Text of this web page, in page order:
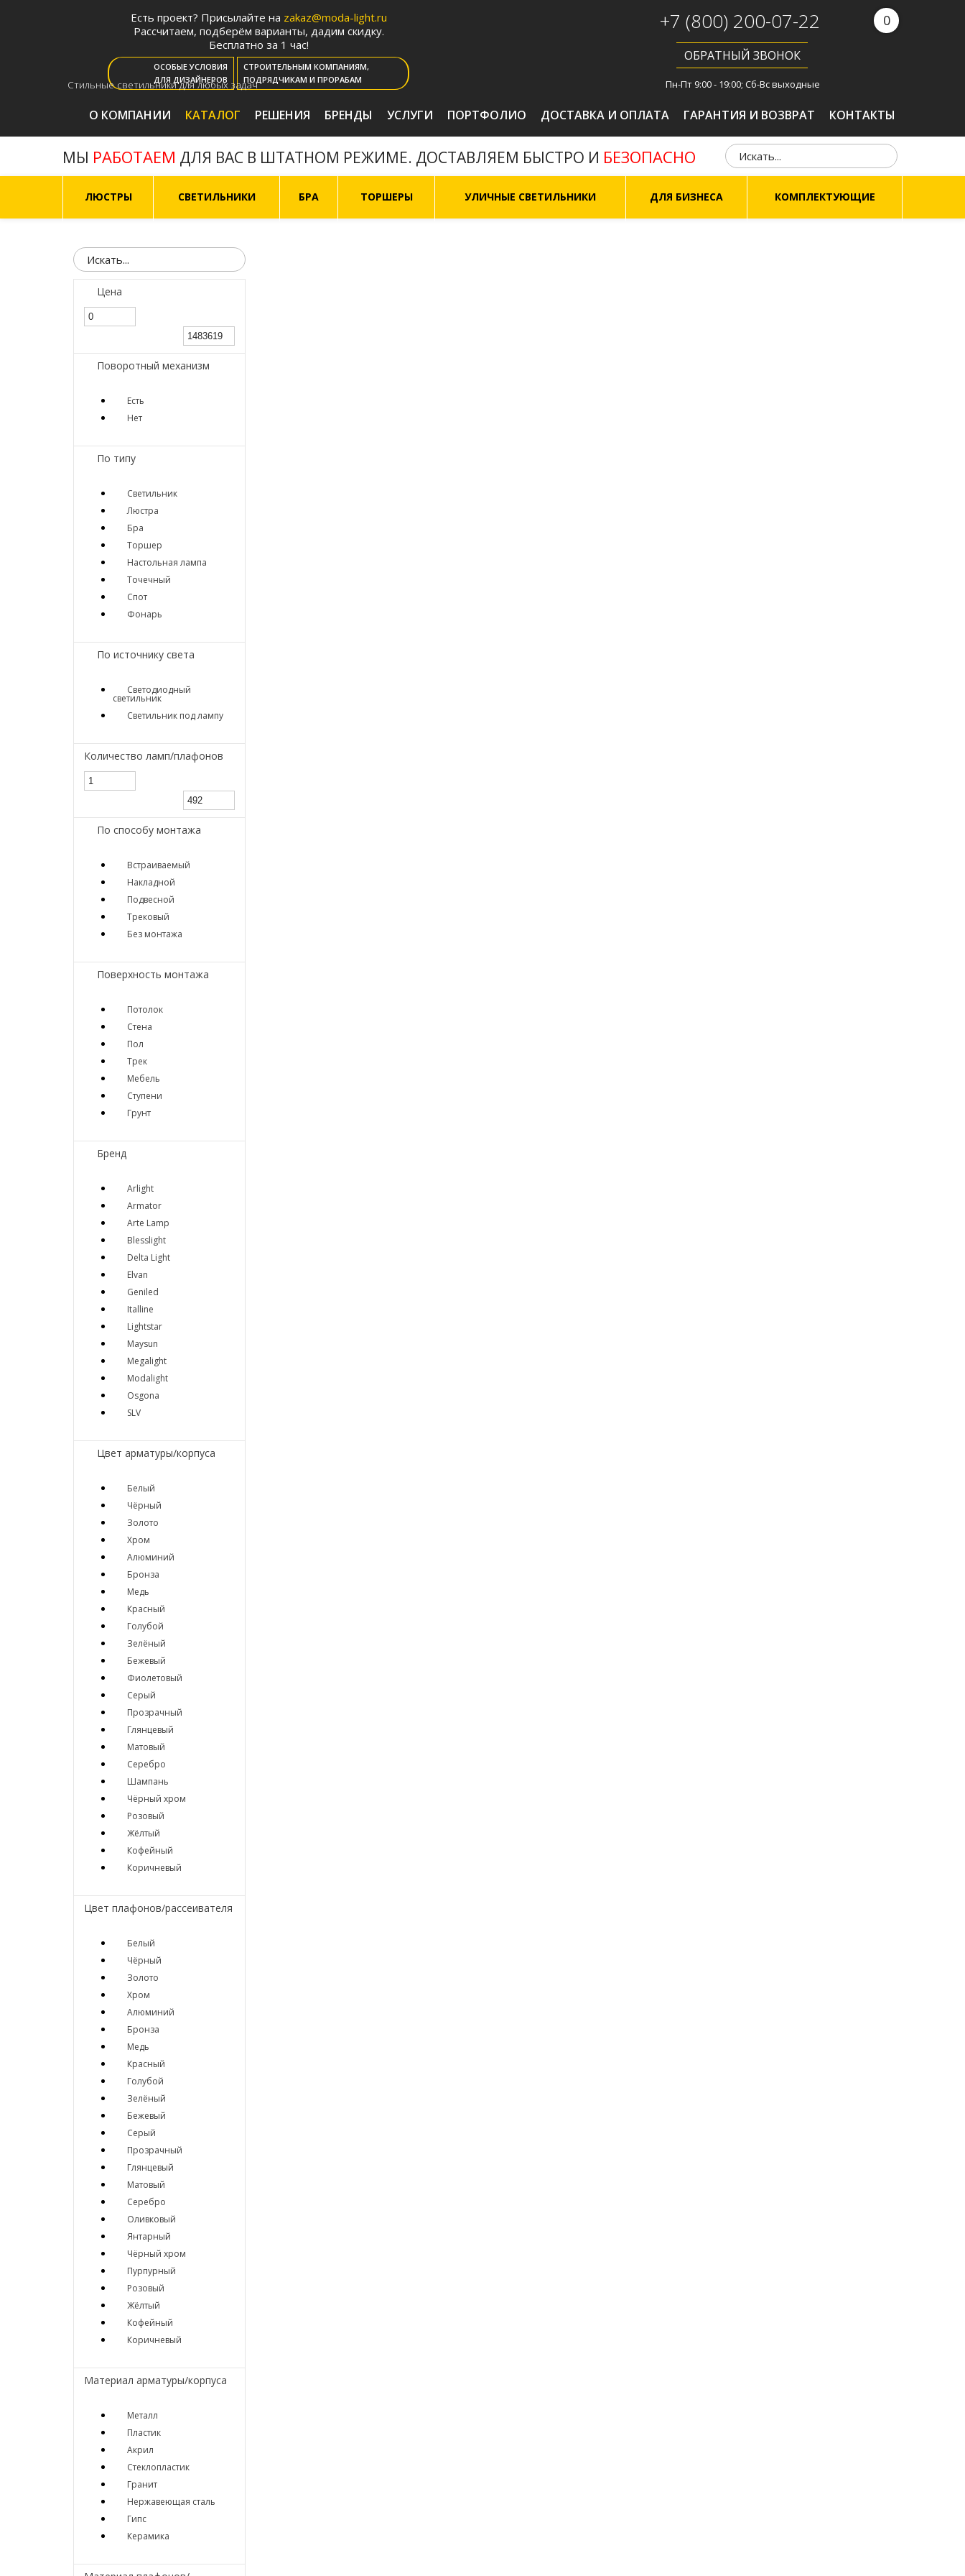
Есть проект? Присылайте на zakaz@moda-light.ru
Рассчитаем, подберём варианты, дадим скидку.
Бесплатно за 1 час!
ОСОБЫЕ УСЛОВИЯ
ДЛЯ ДИЗАЙНЕРОВ
СТРОИТЕЛЬНЫМ КОМПАНИЯМ,
ПОДРЯДЧИКАМ И ПРОРАБАМ
0
+7 (800) 200-07-22
ОБРАТНЫЙ ЗВОНОК
Пн-Пт 9:00 - 19:00; Сб-Вс выходные
Стильные светильники для любых задач
О КОМПАНИИ КАТАЛОГ РЕШЕНИЯ БРЕНДЫ УСЛУГИ ПОРТФОЛИО ДОСТАВКА И ОПЛАТА ГАРАНТИЯ И ВОЗВРАТ КОНТАКТЫ
МЫ РАБОТАЕМ ДЛЯ ВАС В ШТАТНОМ РЕЖИМЕ. ДОСТАВЛЯЕМ БЫСТРО И БЕЗОПАСНО
ЛЮСТРЫ СВЕТИЛЬНИКИ БРА ТОРШЕРЫ УЛИЧНЫЕ СВЕТИЛЬНИКИ ДЛЯ БИЗНЕСА КОМПЛЕКТУЮЩИЕ
Цена
Поворотный механизм
Есть
Нет
По типу
Светильник
Люстра
Бра
Торшер
Настольная лампа
Точечный
Спот
Фонарь
По источнику света
Светодиодный
светильник
Светильник под лампу
Количество ламп/плафонов
По способу монтажа
Встраиваемый
Накладной
Подвесной
Трековый
Без монтажа
Поверхность монтажа
Потолок
Стена
Пол
Трек
Мебель
Ступени
Грунт
Бренд
Arlight
Armator
Arte Lamp
Blesslight
Delta Light
Elvan
Geniled
Italline
Lightstar
Maysun
Megalight
Modalight
Osgona
SLV
Цвет арматуры/корпуса
Белый
Чёрный
Золото
Хром
Алюминий
Бронза
Медь
Красный
Голубой
Зелёный
Бежевый
Фиолетовый
Серый
Прозрачный
Глянцевый
Матовый
Серебро
Шампань
Чёрный хром
Розовый
Жёлтый
Кофейный
Коричневый
Цвет плафонов/рассеивателя
Белый
Чёрный
Золото
Хром
Алюминий
Бронза
Медь
Красный
Голубой
Зелёный
Бежевый
Серый
Прозрачный
Глянцевый
Матовый
Серебро
Оливковый
Янтарный
Чёрный хром
Пурпурный
Розовый
Жёлтый
Кофейный
Коричневый
Материал арматуры/корпуса
Металл
Пластик
Акрил
Стеклопластик
Гранит
Нержавеющая сталь
Гипс
Керамика